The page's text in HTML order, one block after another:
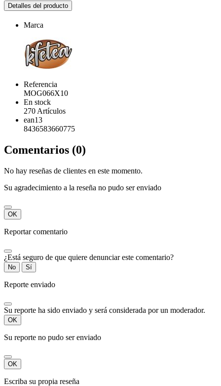
Detalles del producto
Marca
Referencia
MOG066X10
En stock
270 Artículos
ean13
8436583660775
Comentarios (0)
No hay reseñas de clientes en este momento.
Su agradecimiento a la reseña no pudo ser enviado
OK
Reportar comentario
¿Está seguro de que quiere denunciar este comentario?
No Sí
Reporte enviado
Su reporte ha sido enviado y será considerada por un moderador.
OK
Su reporte no pudo ser enviado
OK
Escriba su propia reseña